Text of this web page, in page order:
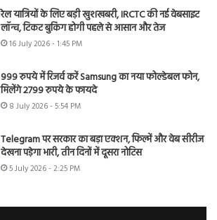
रेल यात्रियों के लिए बड़ी खुशखबरी, IRCTC की नई वेबसाइट
लॉन्च, टिकट बुकिंग होगी पहले से आसान और तेज
16 July 2026 - 1:45 PM
999 रुपये में रिजर्व करें Samsung का नया फोल्डेबल फोन,
मिलेंगे 2799 रुपये के फायदे
8 July 2026 - 5:54 PM
Telegram पर सरकार का बड़ा एक्शन, फिल्में और वेब सीरीज
देखना पड़ेगा भारी, तीन दिनों में दूसरा नोटिस
5 July 2026 - 2:25 PM